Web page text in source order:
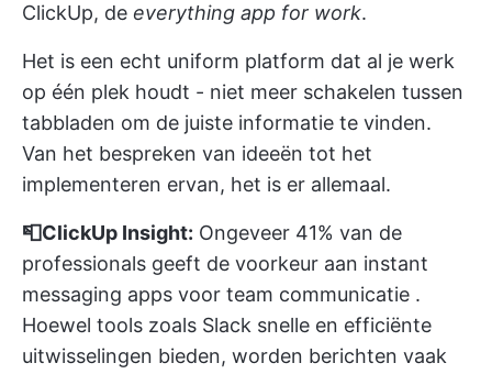
ClickUp, de everything app for work.
Het is een echt uniform platform dat al je werk
op één plek houdt - niet meer schakelen tussen
tabbladen om de juiste informatie te vinden.
Van het bespreken van ideeën tot het
implementeren ervan, het is er allemaal.
📮ClickUp Insight: Ongeveer 41% van de
professionals geeft de voorkeur aan instant
messaging apps voor team communicatie .
Hoewel tools zoals Slack snelle en efficiënte
uitwisselingen bieden, worden berichten vaak